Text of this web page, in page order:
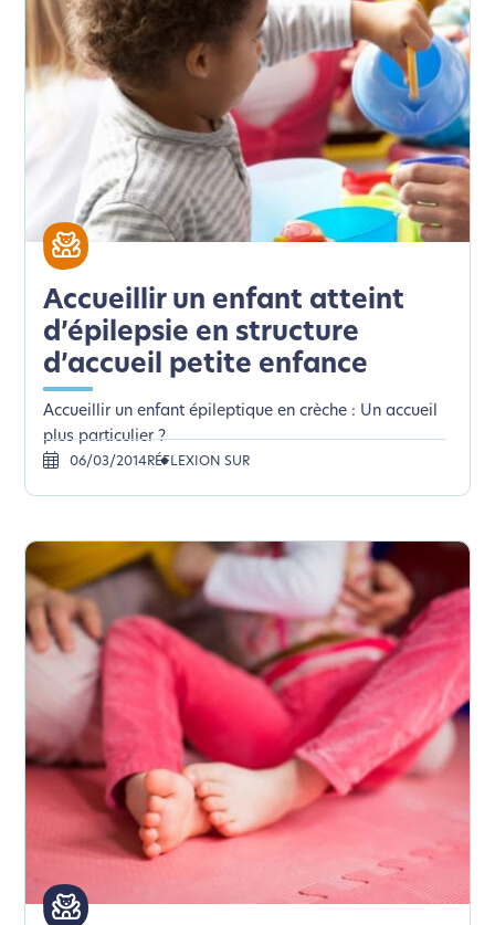
L’écoconception, ça vous
Nous avons développé ce site Internet dans le cadre
d’une démarche forte d’écoconception.
Si vous aussi vous souhaitez diminuer drastiquement
les besoins énergétiques nécessaires à votre
navigation, vous pouvezle parcourir dans son Mode
Eco. Celui-ci sollicitera très peu nos serveurs et vous
l’écoconception.
Merci pour votre contribution !
Activer le Mode Eco Annuler
Accueillir un enfant atteint
d’épilepsie en structure
d’accueil petite enfance
Accueillir un enfant épileptique en crèche : Un accueil
plus particulier ?
06/03/2014RÉFLEXION SUR